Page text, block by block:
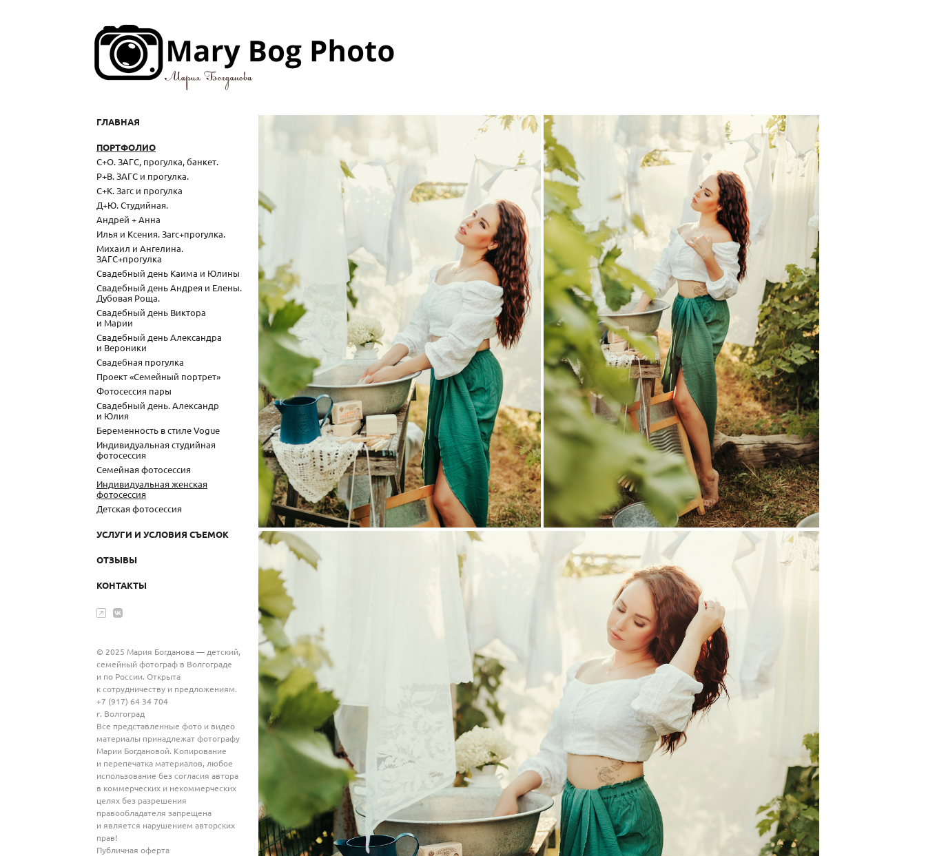
ГЛАВНАЯ
ПОРТФОЛИО
С+О. ЗАГС, прогулка, банкет.
Р+В. ЗАГС и прогулка.
С+К. Загс и прогулка
Д+Ю. Студийная.
Андрей + Анна
Илья и Ксения. Загс+прогулка.
Михаил и Ангелина.
ЗАГС+прогулка
Свадебный день Каима и Юлины
Свадебный день Андрея и Елены.
Дубовая Роща.
Свадебный день Виктора
и Марии
Свадебный день Александра
и Вероники
Свадебная прогулка
Проект «Семейный портрет»
Фотосессия пары
Свадебный день. Александр
и Юлия
Беременность в стиле Vogue
Индивидуальная студийная
фотосессия
Семейная фотосессия
Индивидуальная женская
фотосессия
Детская фотосессия
УСЛУГИ И УСЛОВИЯ СЪЕМОК
ОТЗЫВЫ
КОНТАКТЫ
© 2025 Мария Богданова — детский,
семейный фотограф в Волгограде
и по России. Открыта
к сотрудничеству и предложениям.
+7 (917) 64 34 704
г. Волгоград
Все представленные фото и видео
материалы принадлежат фотографу
Марии Богдановой. Копирование
и перепечатка материалов, любое
использование без согласия автора
в коммерческих и некоммерческих
целях без разрешения
правообладателя запрещена
и является нарушением авторских
прав!
Публичная оферта